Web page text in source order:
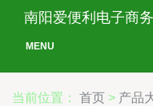
南阳爱便利电子商
MENU
当前位置： 首页 > 产品